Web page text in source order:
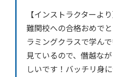
【インストラクターより
難関校への合格おめで
ラミングクラスで学ん
見ているので、僭越な
しいです！バッチリ身